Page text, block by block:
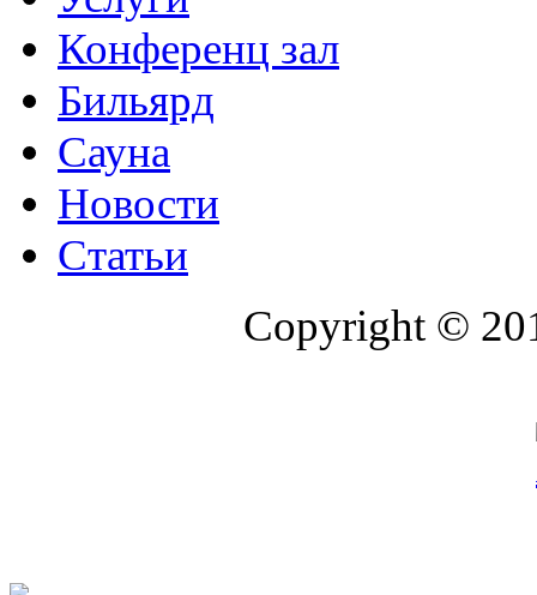
Конференц зал
Бильярд
Сауна
Новости
Статьи
Copyright ©